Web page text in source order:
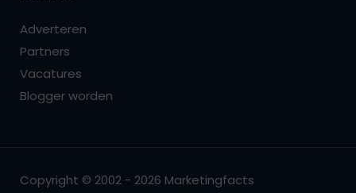
Adverteren
Partners
Vacatures
Blogger worden
Copyright © 2002 - 2026 Marketingfacts